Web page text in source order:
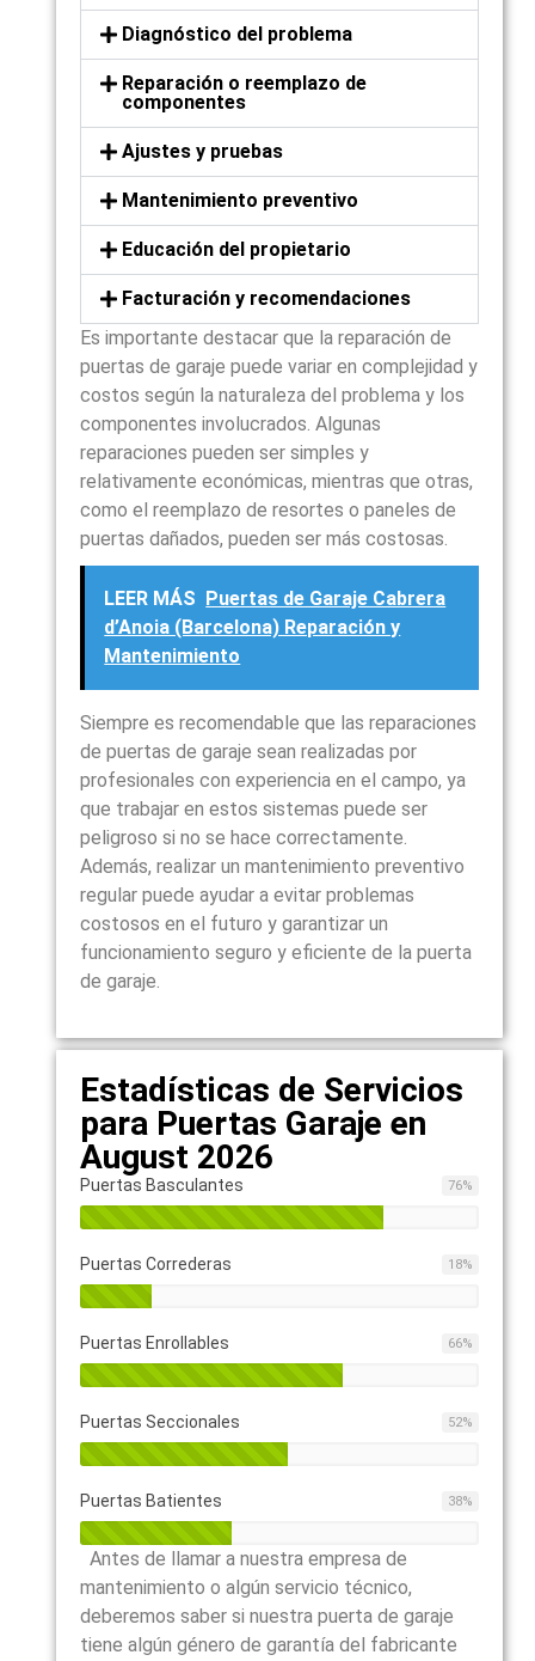
Diagnóstico del problema
Reparación o reemplazo de
componentes
Ajustes y pruebas
Mantenimiento preventivo
Educación del propietario
Facturación y recomendaciones
Es importante destacar que la reparación de
puertas de garaje puede variar en complejidad y
costos según la naturaleza del problema y los
componentes involucrados. Algunas
reparaciones pueden ser simples y
relativamente económicas, mientras que otras,
como el reemplazo de resortes o paneles de
puertas dañados, pueden ser más costosas.
LEER MÁS
Puertas de Garaje Cabrera
d’Anoia (Barcelona) Reparación y
Mantenimiento
Siempre es recomendable que las reparaciones
de puertas de garaje sean realizadas por
profesionales con experiencia en el campo, ya
que trabajar en estos sistemas puede ser
peligroso si no se hace correctamente.
Además, realizar un mantenimiento preventivo
regular puede ayudar a evitar problemas
costosos en el futuro y garantizar un
funcionamiento seguro y eficiente de la puerta
de garaje.
Estadísticas de Servicios
para Puertas Garaje en
August 2026
Puertas Basculantes 76%
Puertas Correderas 18%
Puertas Enrollables 66%
Puertas Seccionales 52%
Puertas Batientes 38%
Antes de llamar a nuestra empresa de
mantenimiento o algún servicio técnico,
deberemos saber si nuestra puerta de garaje
tiene algún género de garantía del fabricante